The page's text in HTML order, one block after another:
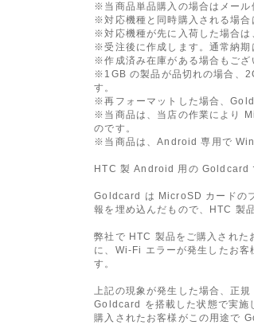
※当商品単品購入の場合はメール
※対応機種と同時購入される場合
※対応機種が先に入荷した場合は
※受注後に作成します。通常納期
※作成済み在庫がある場合もござ
※1GB の製品が品切れの場合、
す。
※再フォーマットした場合、
※当商品は、当店の作業により
のです。
※当商品は、Android 専用で
HTC 製 Android 用の Goldcard
Goldcard は MicroSD カードの
報を埋め込んだもので、HTC 製
弊社で HTC 製品をご購入された
に、Wi-Fi エラーが発生したお客
す。
上記の現象が発生した場合、正
Goldcard を搭載した状態で実施
購入されたお客様がこの用途で